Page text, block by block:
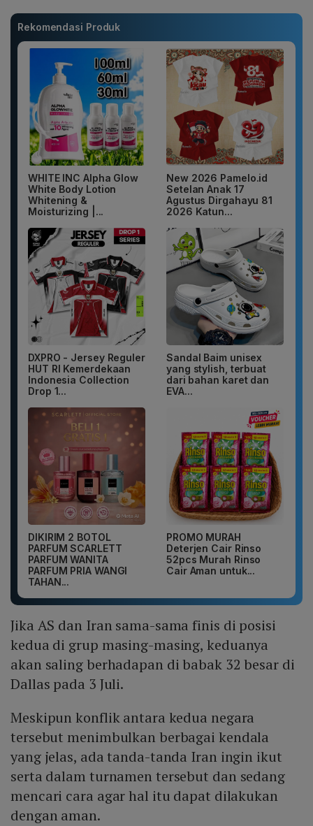
Rekomendasi Produk
WHITE INC Alpha Glow
White Body Lotion
Whitening &
Moisturizing |...
New 2026 Pamelo.id
Setelan Anak 17
Agustus Dirgahayu 81
2026 Katun...
DXPRO - Jersey Reguler
HUT RI Kemerdekaan
Indonesia Collection
Drop 1...
Sandal Baim unisex
yang stylish, terbuat
dari bahan karet dan
EVA...
DIKIRIM 2 BOTOL
PARFUM SCARLETT
PARFUM WANITA
PARFUM PRIA WANGI
TAHAN...
PROMO MURAH
Deterjen Cair Rinso
52pcs Murah Rinso
Cair Aman untuk...
Jika AS dan Iran sama-sama finis di posisi
kedua di grup masing-masing, keduanya
akan saling berhadapan di babak 32 besar di
Dallas pada 3 Juli.
Meskipun konflik antara kedua negara
tersebut menimbulkan berbagai kendala
yang jelas, ada tanda-tanda Iran ingin ikut
serta dalam turnamen tersebut dan sedang
mencari cara agar hal itu dapat dilakukan
dengan aman.